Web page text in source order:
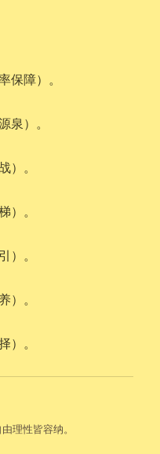
保障）。
泉）。
）。
）。
）。
）。
）。
理性皆容纳。